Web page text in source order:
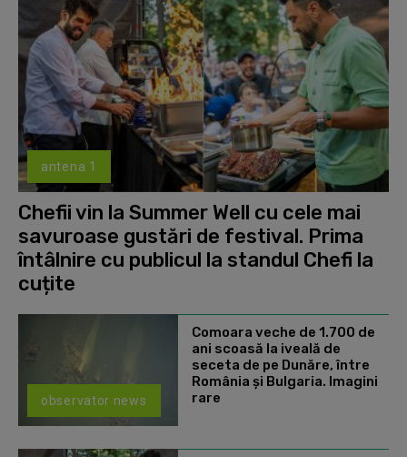
antena 1
Chefii vin la Summer Well cu cele mai
savuroase gustări de festival. Prima
întâlnire cu publicul la standul Chefi la
cuțite
observator news
Comoara veche de 1.700 de
ani scoasă la iveală de
seceta de pe Dunăre, între
România şi Bulgaria. Imagini
rare